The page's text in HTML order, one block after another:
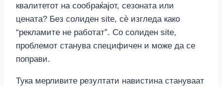
квалитетот на сообраќајот, сезоната или
цената? Без солиден site, сè изгледа како
“рекламите не работат”. Со солиден site,
проблемот станува специфичен и може да се
поправи.
Тука мерливите резултати навистина стануваат